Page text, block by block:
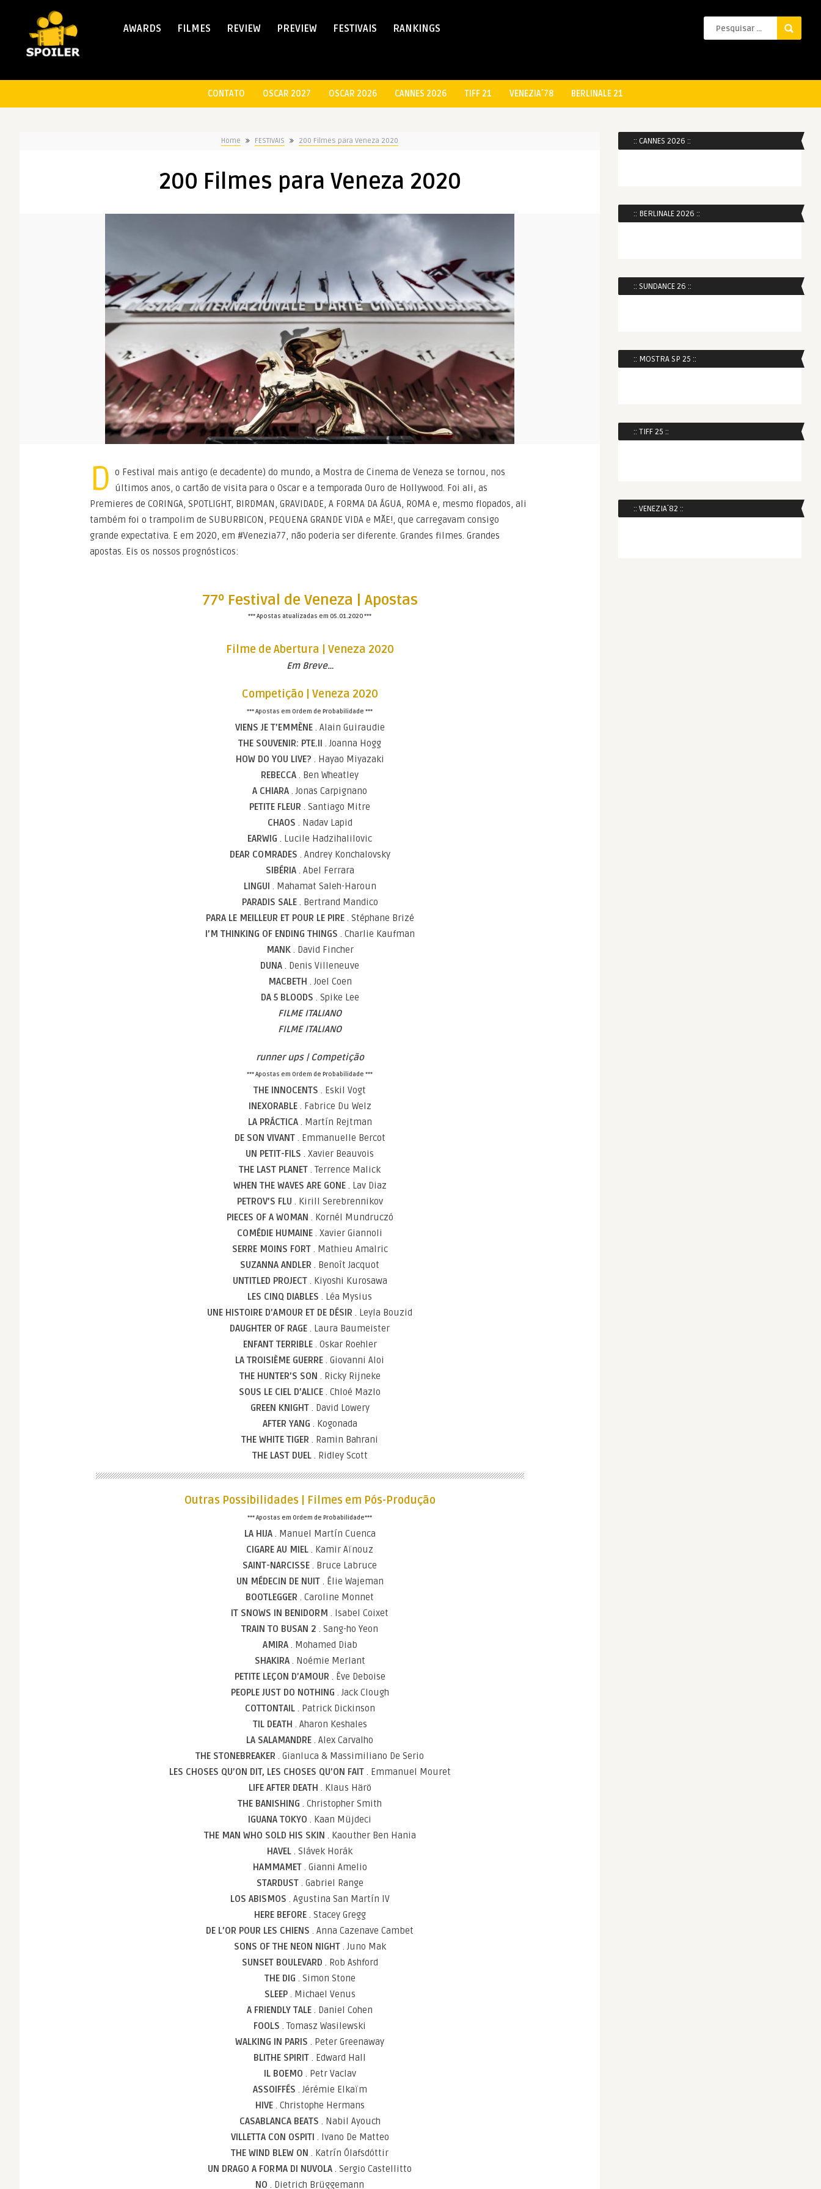
AWARDS FILMES REVIEW PREVIEW FESTIVAIS RANKINGS
CONTATO OSCAR 2027 OSCAR 2026 CANNES 2026 TIFF 21 VENEZIA´78 BERLINALE 21
Home FESTIVAIS 200 Filmes para Veneza 2020
200 Filmes para Veneza 2020
D o Festival mais antigo (e decadente) do mundo, a Mostra de Cinema de Veneza se tornou, nos
últimos anos, o cartão de visita para o Oscar e a temporada Ouro de Hollywood. Foi ali, as
Premieres de CORINGA, SPOTLIGHT, BIRDMAN, GRAVIDADE, A FORMA DA ÁGUA, ROMA e, mesmo flopados, ali
também foi o trampolim de SUBURBICON, PEQUENA GRANDE VIDA e MÃE!, que carregavam consigo
grande expectativa. E em 2020, em #Venezia77, não poderia ser diferente. Grandes filmes. Grandes
apostas. Eis os nossos prognósticos:
77º Festival de Veneza | Apostas
*** Apostas atualizadas em 05.01.2020 ***
Filme de Abertura | Veneza 2020
Em Breve…
Competição | Veneza 2020
*** Apostas em Ordem de Probabilidade ***
VIENS JE T’EMMÈNE . Alain Guiraudie
THE SOUVENIR: PTE.II . Joanna Hogg
HOW DO YOU LIVE? . Hayao Miyazaki
REBECCA . Ben Wheatley
A CHIARA . Jonas Carpignano
PETITE FLEUR . Santiago Mitre
CHAOS . Nadav Lapid
EARWIG . Lucile Hadzihalilovic
DEAR COMRADES . Andrey Konchalovsky
SIBÉRIA . Abel Ferrara
LINGUI . Mahamat Saleh-Haroun
PARADIS SALE . Bertrand Mandico
PARA LE MEILLEUR ET POUR LE PIRE . Stéphane Brizé
I’M THINKING OF ENDING THINGS . Charlie Kaufman
MANK . David Fincher
DUNA . Denis Villeneuve
MACBETH . Joel Coen
DA 5 BLOODS . Spike Lee
FILME ITALIANO
FILME ITALIANO
runner ups | Competição
*** Apostas em Ordem de Probabilidade ***
THE INNOCENTS . Eskil Vogt
INEXORABLE . Fabrice Du Welz
LA PRÁCTICA . Martín Rejtman
DE SON VIVANT . Emmanuelle Bercot
UN PETIT-FILS . Xavier Beauvois
THE LAST PLANET . Terrence Malick
WHEN THE WAVES ARE GONE . Lav Diaz
PETROV’S FLU . Kirill Serebrennikov
PIECES OF A WOMAN . Kornél Mundruczó
COMÉDIE HUMAINE . Xavier Giannoli
SERRE MOINS FORT . Mathieu Amalric
SUZANNA ANDLER . Benoît Jacquot
UNTITLED PROJECT . Kiyoshi Kurosawa
LES CINQ DIABLES . Léa Mysius
UNE HISTOIRE D’AMOUR ET DE DÉSIR . Leyla Bouzid
DAUGHTER OF RAGE . Laura Baumeister
ENFANT TERRIBLE . Oskar Roehler
LA TROISIÈME GUERRE . Giovanni Aloi
THE HUNTER’S SON . Ricky Rijneke
SOUS LE CIEL D’ALICE . Chloé Mazlo
GREEN KNIGHT . David Lowery
AFTER YANG . Kogonada
THE WHITE TIGER . Ramin Bahrani
THE LAST DUEL . Ridley Scott
Outras Possibilidades | Filmes em Pós-Produção
*** Apostas em Ordem de Probabilidade***
LA HIJA . Manuel Martín Cuenca
CIGARE AU MIEL . Kamir Aïnouz
SAINT-NARCISSE . Bruce Labruce
UN MÉDECIN DE NUIT . Élie Wajeman
BOOTLEGGER . Caroline Monnet
IT SNOWS IN BENIDORM . Isabel Coixet
TRAIN TO BUSAN 2 . Sang-ho Yeon
AMIRA . Mohamed Diab
SHAKIRA . Noémie Merlant
PETITE LEÇON D’AMOUR . Ève Deboise
PEOPLE JUST DO NOTHING . Jack Clough
COTTONTAIL . Patrick Dickinson
TIL DEATH . Aharon Keshales
LA SALAMANDRE . Alex Carvalho
THE STONEBREAKER . Gianluca & Massimiliano De Serio
LES CHOSES QU’ON DIT, LES CHOSES QU’ON FAIT . Emmanuel Mouret
LIFE AFTER DEATH . Klaus Härö
THE BANISHING . Christopher Smith
IGUANA TOKYO . Kaan Müjdeci
THE MAN WHO SOLD HIS SKIN . Kaouther Ben Hania
HAVEL . Slávek Horák
HAMMAMET . Gianni Amelio
STARDUST . Gabriel Range
LOS ABISMOS . Agustina San Martín IV
HERE BEFORE . Stacey Gregg
DE L’OR POUR LES CHIENS . Anna Cazenave Cambet
SONS OF THE NEON NIGHT . Juno Mak
SUNSET BOULEVARD . Rob Ashford
THE DIG . Simon Stone
SLEEP . Michael Venus
A FRIENDLY TALE . Daniel Cohen
FOOLS . Tomasz Wasilewski
WALKING IN PARIS . Peter Greenaway
BLITHE SPIRIT . Edward Hall
IL BOEMO . Petr Vaclav
ASSOIFFÉS . Jérémie Elkaïm
HIVE . Christophe Hermans
CASABLANCA BEATS . Nabil Ayouch
VILLETTA CON OSPITI . Ivano De Matteo
THE WIND BLEW ON . Katrín Ólafsdóttir
UN DRAGO A FORMA DI NUVOLA . Sergio Castellitto
NO . Dietrich Brüggemann
:: CANNES 2026 ::
:: BERLINALE 2026 ::
:: SUNDANCE 26 ::
:: MOSTRA SP 25 ::
:: TIFF 25 ::
:: VENEZIA´82 ::